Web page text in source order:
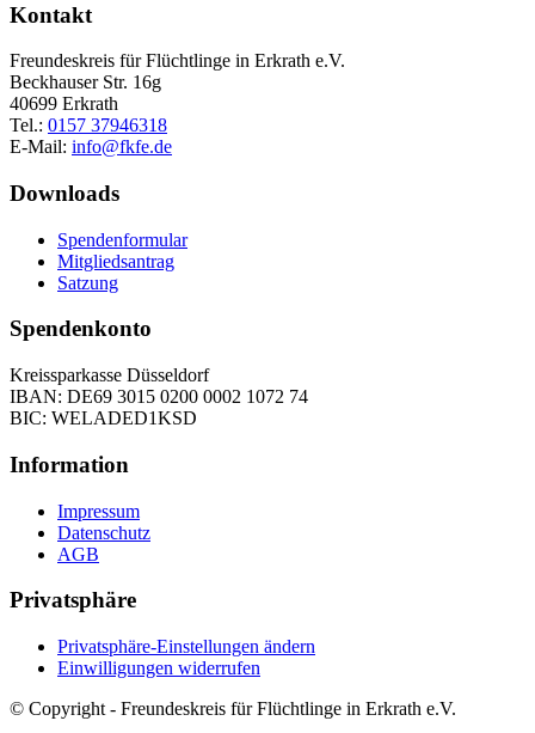
Kontakt
Freundeskreis für Flüchtlinge in Erkrath e.V.
Beckhauser Str. 16g
40699 Erkrath
Tel.: 0157 37946318
E-Mail: info@fkfe.de
Downloads
Spendenformular
Mitgliedsantrag
Satzung
Spendenkonto
Kreissparkasse Düsseldorf
IBAN: DE69 3015 0200 0002 1072 74
BIC: WELADED1KSD
Information
Impressum
Datenschutz
AGB
Privatsphäre
Privatsphäre-Einstellungen ändern
Einwilligungen widerrufen
© Copyright - Freundeskreis für Flüchtlinge in Erkrath e.V.